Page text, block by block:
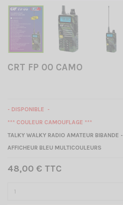
CRT FP 00 CAMO
- DISPONIBLE -
*** COULEUR CAMOUFLAGE ***
TALKY WALKY RADIO AMATEUR BIBANDE -
AFFICHEUR BLEU MULTICOULEURS
48,00 € TTC